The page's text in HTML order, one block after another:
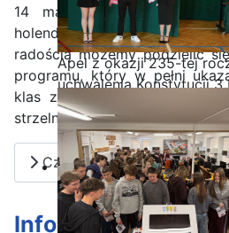
Apel z okazji 235-tej
uchwalenia Konstytucji 3
14 marca 2025r. naszą
holenderskiej telewizji
radością możemy podzielić
programu, który w pełni
klas z Oddziałem
strzelnicy wirtualnej.
Czytaj więcej: Staszic w
Informatycy z III TI